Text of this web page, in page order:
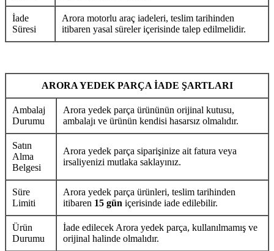
İade
Süresi
Arora motorlu araç iadeleri, teslim tarihinden
itibaren yasal süreler içerisinde talep edilmelidir.
ARORA YEDEK PARÇA İADE ŞARTLARI
Ambalaj
Durumu
Arora yedek parça ürününün orijinal kutusu,
ambalajı ve ürünün kendisi hasarsız olmalıdır.
Satın
Alma
Belgesi
Arora yedek parça siparişinize ait fatura veya
irsaliyenizi mutlaka saklayınız.
Süre
Limiti
Arora yedek parça ürünleri, teslim tarihinden
itibaren 15 gün içerisinde iade edilebilir.
Ürün
Durumu
İade edilecek Arora yedek parça, kullanılmamış ve
orijinal halinde olmalıdır.